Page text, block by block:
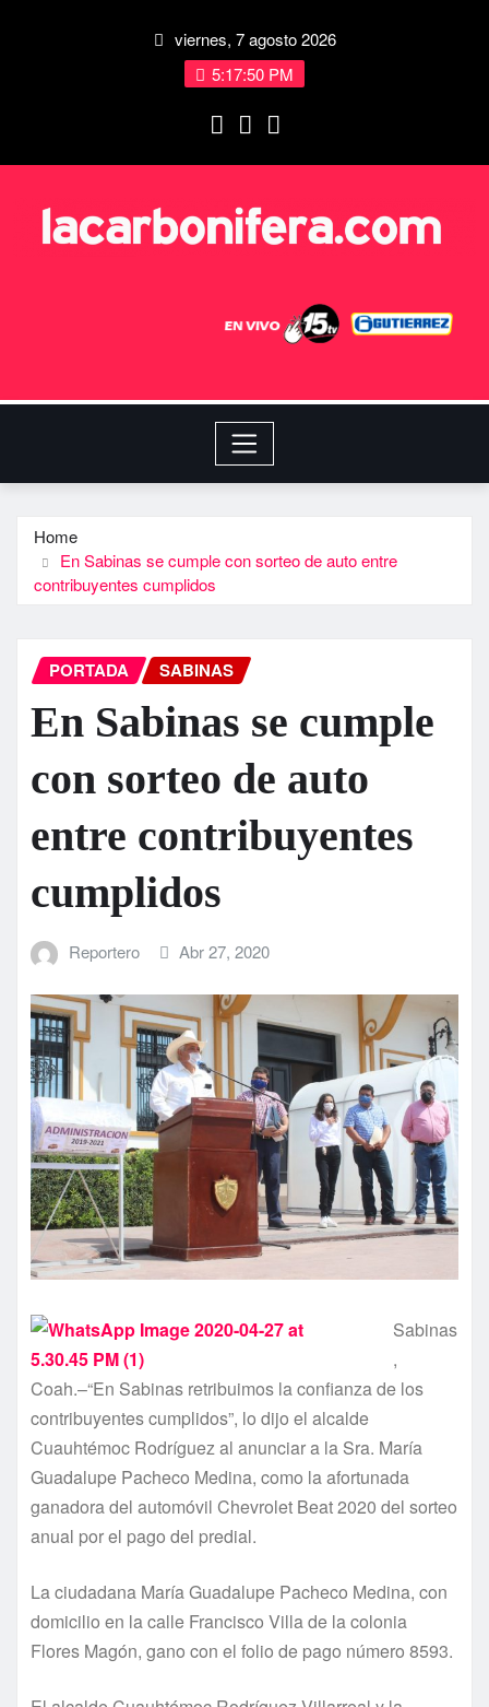
viernes, 7 agosto 2026
5:17:50 PM
Home
En Sabinas se cumple con sorteo de auto entre
contribuyentes cumplidos
PORTADA SABINAS
En Sabinas se cumple
con sorteo de auto
entre contribuyentes
cumplidos
Reportero Abr 27, 2020
Sabinas
,
Coah.–“En Sabinas retribuimos la confianza de los
contribuyentes cumplidos”, lo dijo el alcalde
Cuauhtémoc Rodríguez al anunciar a la Sra. María
Guadalupe Pacheco Medina, como la afortunada
ganadora del automóvil Chevrolet Beat 2020 del sorteo
anual por el pago del predial.
La ciudadana María Guadalupe Pacheco Medina, con
domicilio en la calle Francisco Villa de la colonia
Flores Magón, gano con el folio de pago número 8593.